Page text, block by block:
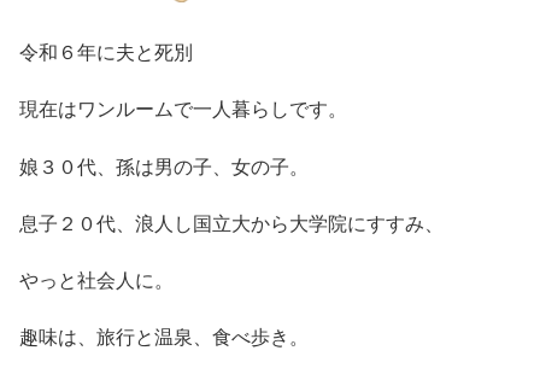
令和６年に夫と死別
現在はワンルームで一人暮らしです。
娘３０代、孫は男の子、女の子。
息子２０代、浪人し国立大から大学院にすすみ、
やっと社会人に。
趣味は、旅行と温泉、食べ歩き。